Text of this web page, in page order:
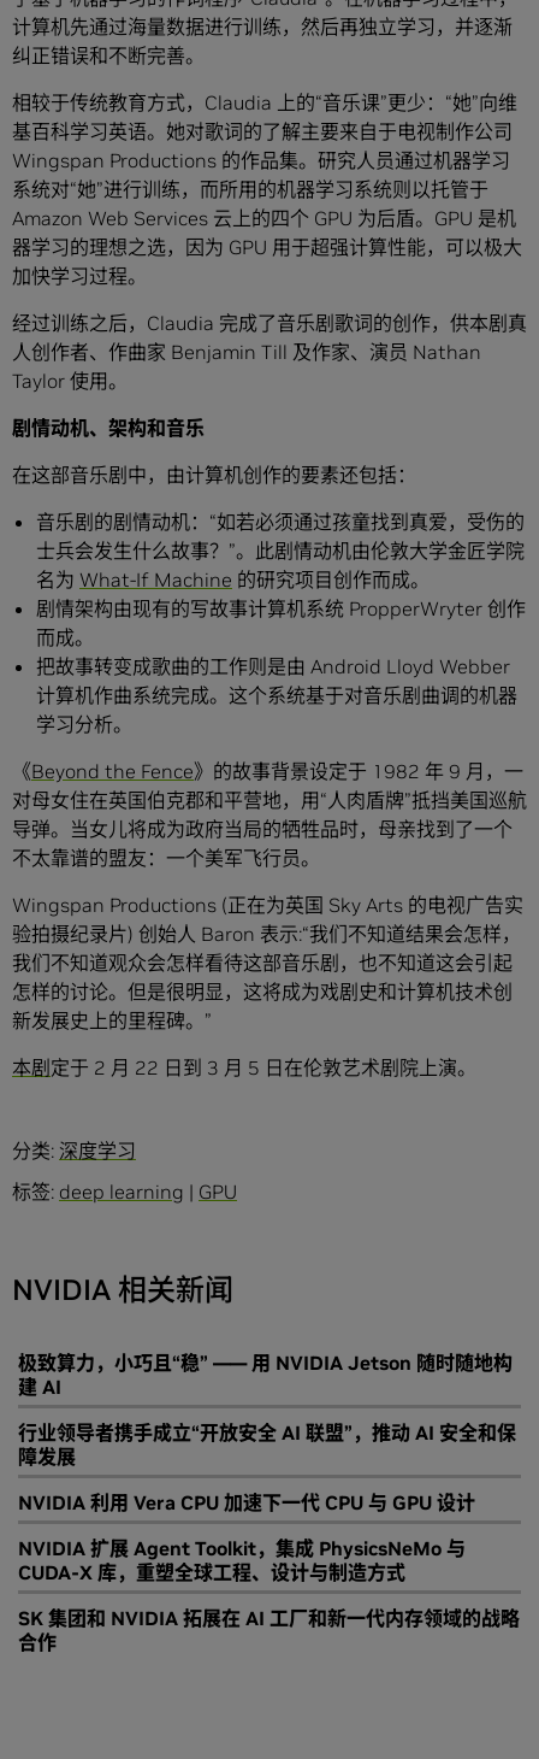
计算机先通过海量数据进行训练，然后再独立学习，并逐渐
纠正错误和不断完善。
相较于传统教育方式，Claudia 上的“音乐课”更少：“她”向维
基百科学习英语。她对歌词的了解主要来自于电视制作公司
Wingspan Productions 的作品集。研究人员通过机器学习
系统对“她”进行训练，而所用的机器学习系统则以托管于
Amazon Web Services 云上的四个 GPU 为后盾。GPU 是机
器学习的理想之选，因为 GPU 用于超强计算性能，可以极大
加快学习过程。
经过训练之后，Claudia 完成了音乐剧歌词的创作，供本剧真
人创作者、作曲家 Benjamin Till 及作家、演员 Nathan
Taylor 使用。
剧情动机、架构和音乐
在这部音乐剧中，由计算机创作的要素还包括：
音乐剧的剧情动机：“如若必须通过孩童找到真爱，受伤的
士兵会发生什么故事？”。此剧情动机由伦敦大学金匠学院
名为 What-If Machine 的研究项目创作而成。
剧情架构由现有的写故事计算机系统 PropperWryter 创作
而成。
把故事转变成歌曲的工作则是由 Android Lloyd Webber
计算机作曲系统完成。这个系统基于对音乐剧曲调的机器
学习分析。
《Beyond the Fence》的故事背景设定于 1982 年 9 月，一
对母女住在英国伯克郡和平营地，用“人肉盾牌”抵挡美国巡航
导弹。当女儿将成为政府当局的牺牲品时，母亲找到了一个
不太靠谱的盟友：一个美军飞行员。
Wingspan Productions (正在为英国 Sky Arts 的电视广告实
验拍摄纪录片) 创始人 Baron 表示:“我们不知道结果会怎样，
我们不知道观众会怎样看待这部音乐剧，也不知道这会引起
怎样的讨论。但是很明显，这将成为戏剧史和计算机技术创
新发展史上的里程碑。”
本剧 定于 2 月 22 日到 3 月 5 日在伦敦艺术剧院上演。
分类: 深度学习
标签: deep learning | GPU
NVIDIA 相关新闻
极致算力，小巧且“稳” —— 用 NVIDIA Jetson 随时随地构
建 AI
行业领导者携手成立“开放安全 AI 联盟”，推动 AI 安全和保
障发展
NVIDIA 利用 Vera CPU 加速下一代 CPU 与 GPU 设计
NVIDIA 扩展 Agent Toolkit，集成 PhysicsNeMo 与
CUDA-X 库，重塑全球工程、设计与制造方式
SK 集团和 NVIDIA 拓展在 AI 工厂和新一代内存领域的战略
合作